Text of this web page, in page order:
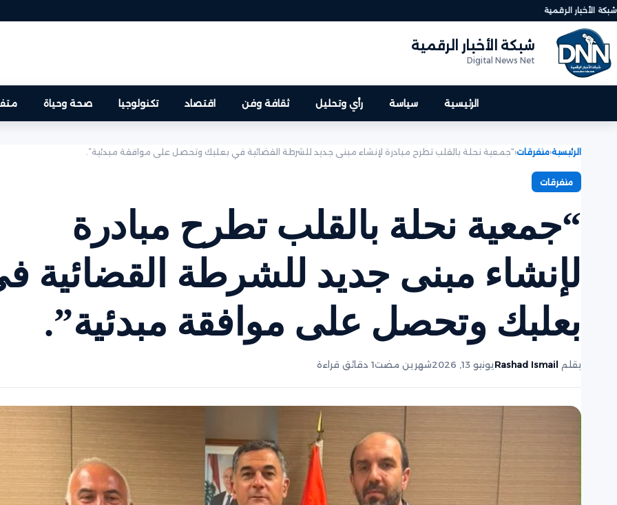
شبكة الأخبار الرقمية
شبكة الأخبار الرقمية
Digital News Net
الرئيسية سياسة رأي وتحليل ثقافة وفن اقتصاد تكنولوجيا صحة وحياة
الرئيسية‹متفرقات‹“جمعية نحلة بالقلب تطرح مبادرة لإنشاء مبنى جديد للشرطة القضائية في بعلبك وتحصل على موافقة مبدئية”.
متفرقات
“جمعية نحلة بالقلب تطرح مبادرة
لإنشاء مبنى جديد للشرطة القضائية
بعلبك وتحصل على موافقة مبدئية”.
بقلم Rashad Ismailيونيو 13, 2026 شهرين مضت1 دقائق قراءة